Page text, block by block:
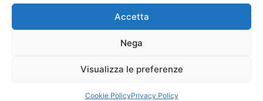
Accetta
Nega
Visualizza le preferenze
Cookie PolicyPrivacy Policy
Copyright © 2026 Il Gatto Blu Giochi educativi Montessori e